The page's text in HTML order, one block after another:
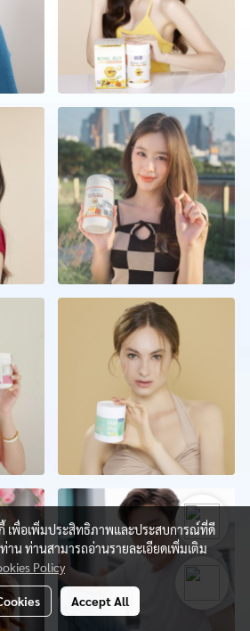
เพื่อเพิ่มประสิทธิภาพและประสบการณ์ที่ดี
าน ท่านสามารถอ่านรายละเอียดเพิ่มเติม
Policy
Accept All